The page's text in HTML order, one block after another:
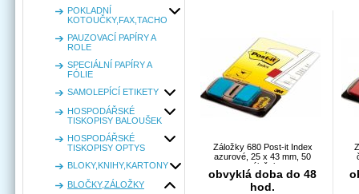
POKLADNÍ
KOTOUČKY,FAX,TACHO
PAUZOVACÍ PAPÍRY A
ROLE
SPECIÁLNÍ PAPÍRY A
FÓLIE
SAMOLEPÍCÍ ETIKETY
HOSPODÁŘSKÉ
TISKOPISY BALOUŠEK
HOSPODÁŘSKÉ
TISKOPISY OPTYS
BLOKY,KNIHY,KARTONY
BLOČKY,ZÁLOŽKY
Záložky 680 Post-it Index
azurové, 25 x 43 mm, 50
záložek
obvyklá doba do 48
hod.